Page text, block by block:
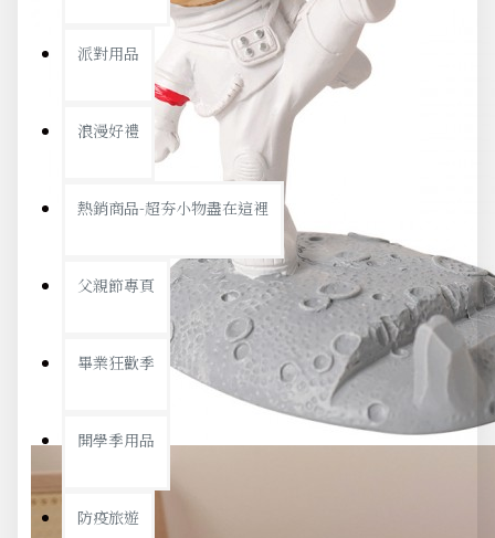
派對用品
浪漫好禮
熱銷商品-超夯小物盡在這裡
父親節專頁
畢業狂歡季
開學季用品
防疫旅遊